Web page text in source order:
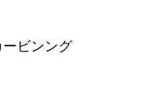
ビンング